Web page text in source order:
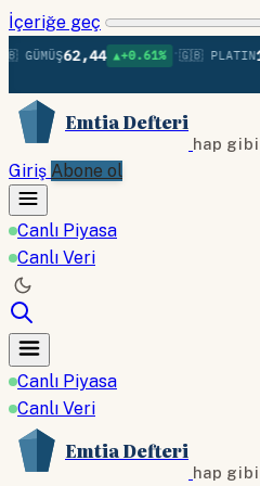
İçeriğe geç
62,44 ▲+0.61% •🇬🇧 PLATIN1.778
Emtia Defteri
hap
Giriş Abone ol
Canlı Piyasa
Canlı Veri
Canlı Piyasa
Canlı Veri
Emtia Defteri
hap